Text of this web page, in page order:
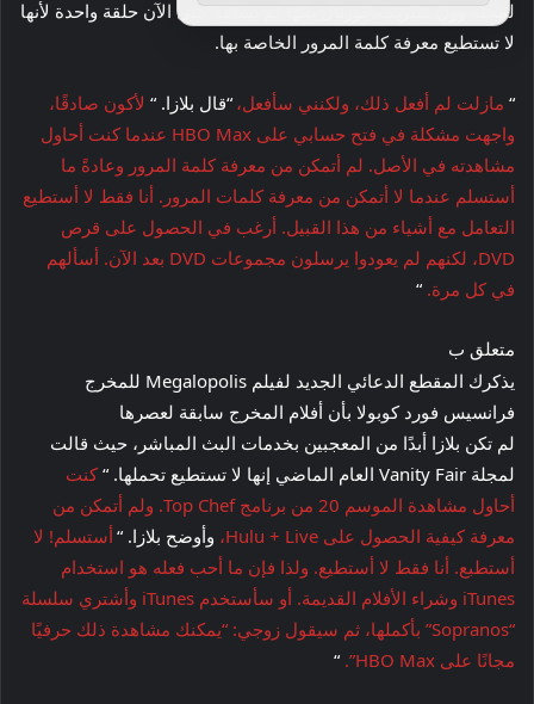
لمجلة وول ستريت جورنال بأنها لم تشاهد حتى الآن حلقة واحدة لأنها
لا تستطيع معرفة كلمة المرور الخاصة بها.
“ مازلت لم أفعل ذلك، ولكنني سأفعل، “قال بلازا. “ لأكون صادقًا،
واجهت مشكلة في فتح حسابي على HBO Max عندما كنت أحاول
مشاهدته في الأصل. لم أتمكن من معرفة كلمة المرور وعادةً ما
أستسلم عندما لا أتمكن من معرفة كلمات المرور. أنا فقط لا أستطيع
التعامل مع أشياء من هذا القبيل. أرغب في الحصول على قرص
DVD، لكنهم لم يعودوا يرسلون مجموعات DVD بعد الآن. أسألهم
في كل مرة. “
متعلق ب
يذكرك المقطع الدعائي الجديد لفيلم Megalopolis للمخرج
فرانسيس فورد كوبولا بأن أفلام المخرج سابقة لعصرها
لم تكن بلازا أبدًا من المعجبين بخدمات البث المباشر، حيث قالت
لمجلة Vanity Fair العام الماضي إنها لا تستطيع تحملها. “
كنت
أحاول مشاهدة الموسم 20 من برنامج Top Chef. ولم أتمكن من
معرفة كيفية الحصول على Hulu + Live،
وأوضح بلازا. “أستسلم! لا
أستطبع. أنا فقط لا أستطيع. ولذا فإن ما أحب فعله هو استخدام
iTunes وشراء الأفلام القديمة. أو سأستخدم iTunes وأشتري سلسلة
“Sopranos” بأكملها، ثم سيقول زوجي: “يمكنك مشاهدة ذلك حرفيًا
مجانًا على HBO Max”.
“